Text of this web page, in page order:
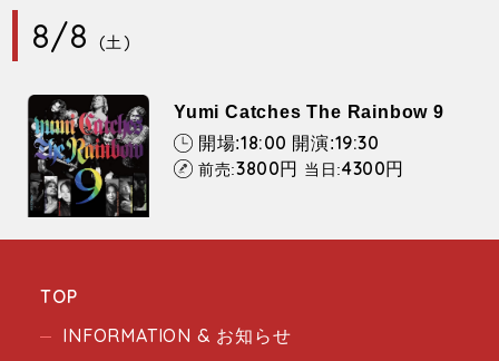
8/8 (土)
Yumi Catches The Rainbow 9
開場:18:00 開演:19:30
前売:3800円 当日:4300円
TOP
INFORMATION & お知らせ